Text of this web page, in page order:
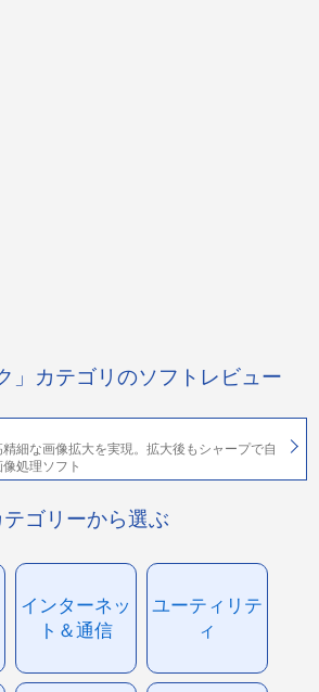
」カテゴリのソフトレビュー
細な画像拡大を実現。拡大後もシャープで自
処理ソフト
テゴリーから選ぶ
インターネッ
ト＆通信
ユーティリテ
ィ